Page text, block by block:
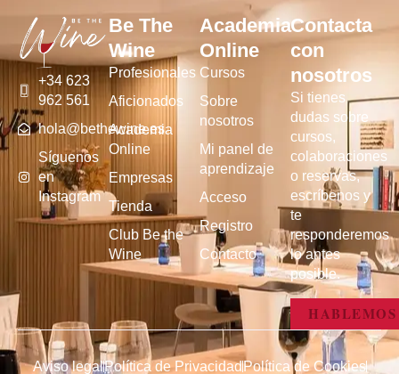
+34 623
962 561
hola@bethewine.es
Síguenos
en
Instagram
Be The
Wine
Profesionales
Aficionados
Academia
Online
Empresas
Tienda
Club Be the
Wine
Academia
Online
Cursos
Sobre
nosotros
Mi panel de
aprendizaje
Acceso
Registro
Contacto
Contacta
con
nosotros
Si tienes
dudas sobre
cursos,
colaboraciones
o reservas,
escríbenos y
te
responderemos
lo antes
posible.
HABLEMOS
Aviso legalPolítica de PrivacidadPolítica de Cookies